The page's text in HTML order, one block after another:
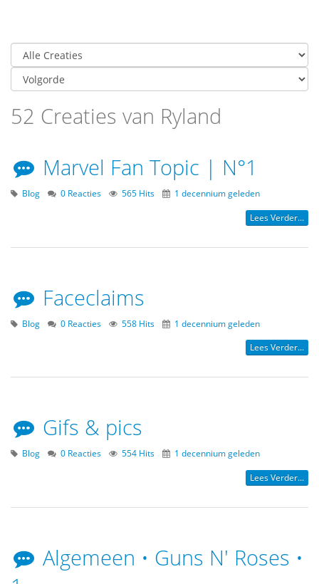
52 Creaties van Ryland
Marvel Fan Topic | N°1
Blog 0 Reacties 565 Hits 1 decennium geleden
Lees Verder...
Faceclaims
Blog 0 Reacties 558 Hits 1 decennium geleden
Lees Verder...
Gifs & pics
Blog 0 Reacties 554 Hits 1 decennium geleden
Lees Verder...
Algemeen • Guns N' Roses •